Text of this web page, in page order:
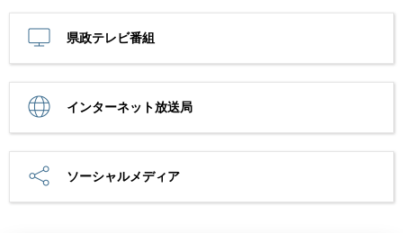
県政テレビ番組
インターネット放送局
ソーシャルメディア